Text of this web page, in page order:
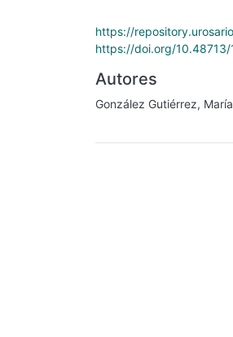
https://
https://doi.org/10.48713/
Autores
González Gutiérrez,